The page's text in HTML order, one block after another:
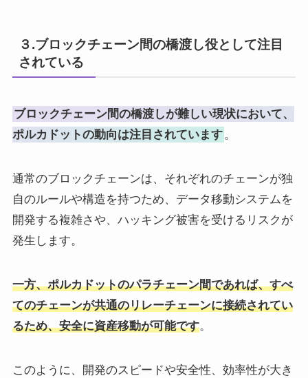
３.ブロックチェーン間の橋渡し役として注目
されている
ブロックチェーン間の橋渡しが難しい現状において、
ポルカドットの動向は注目されています。
通常のブロックチェーンは、それぞれのチェーンが独
自のルールや構造を持つため、データ移動システムを
開発する複雑さや、ハッキング被害を受けるリスクが
発生します。
一方、ポルカドットのパラチェーン間であれば、すべ
てのチェーンが共通のリレーチェーンに接続されてい
るため、安全に資産移動が可能です。
このように、開発のスピードや安全性、効率性が大き